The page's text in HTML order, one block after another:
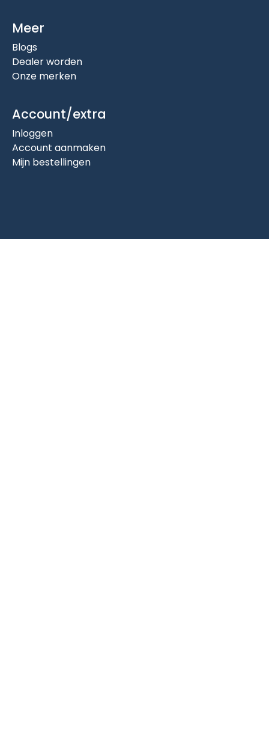
Meer
Blogs
Dealer worden
Onze merken
Account/extra
Inloggen
Account aanmaken
Mijn bestellingen